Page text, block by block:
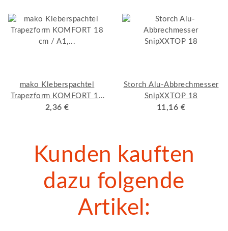
mako Kleberspachtel
Trapezform KOMFORT 18
cm / A1, Qualitäts-
2,36 €
Storch Alu-Abbrechmesser
SnipXXTOP 18
11,16 €
Kunden kauften
dazu folgende
Artikel: